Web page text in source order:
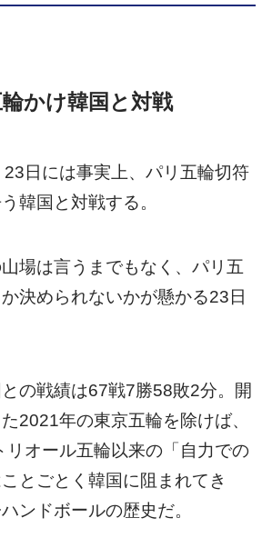
かけ韓国と対戦
日には事実上、パリ五輪切符
韓国と対戦する。
場は言うまでもなく、パリ五
決められないかが懸かる23日
の戦績は67戦7勝58敗2分。開
2021年の東京五輪を除けば、
リオール五輪以来の「自力での
とごとく韓国に阻まれてき
ンドボールの歴史だ。